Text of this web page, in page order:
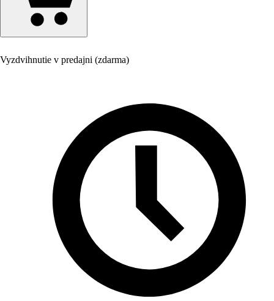
Vyzdvihnutie v predajni (zdarma)